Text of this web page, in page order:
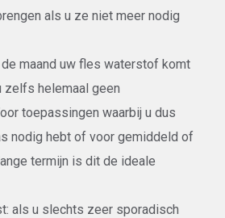
als u ze niet meer nodig
de maand uw fles waterstof komt
zelfs helemaal geen
toepassingen waarbij u dus
nodig hebt of voor gemiddeld of
termijn is dit de ideale
als u slechts zeer sporadisch